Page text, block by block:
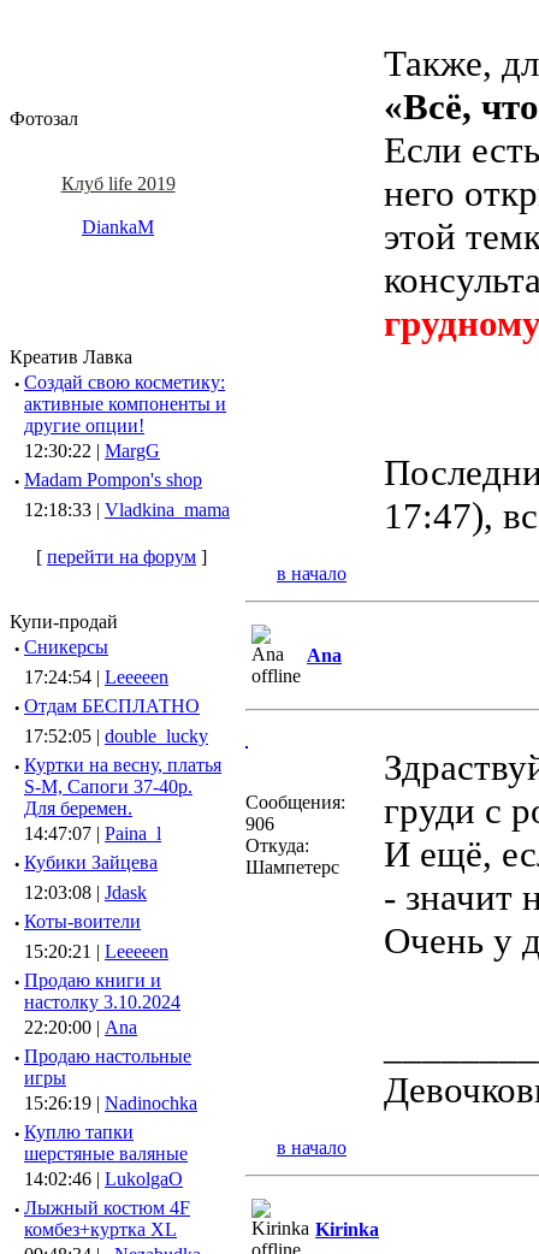
Фотозал
Клуб life 2019
DiankaM
Креатив Лавка
· Создай свою косметику:
активные компоненты и
другие опции!
12:30:22 | MargG
· Madam Pompon's shop
12:18:33 | Vladkina_mama
[ перейти на форум ]
Купи-продай
· Сникерсы
17:24:54 | Leeeeen
· Отдам БЕСПЛАТНО
17:52:05 | double_lucky
· Куртки на весну, платья
S-M, Сапоги 37-40р.
Для беремен.
14:47:07 | Paina_l
· Кубики Зайцева
12:03:08 | Jdask
· Коты-воители
15:20:21 | Leeeeen
· Продаю книги и
настолку 3.10.2024
22:20:00 | Ana
· Продаю настольные
игры
15:26:19 | Nadinochka
· Куплю тапки
шерстяные валяные
14:02:46 | LukolgaO
· Лыжный костюм 4F
комбез+куртка XL
Также,
«Всё,
Если
него
этой
17:47),
в начало
Ana
Сообщения:
906
Откуда:
Шампетерс
груди с
И ещё,
- значит
Очень у
в начало
Kirinka